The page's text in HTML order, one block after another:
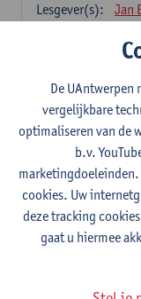
Lesgever(s):
Jan
Domein 3.
Accountancy
6studiepunten
Lesgever(s):
Domein 6.
Beschrijvende
3studiepunten
De UAntwerpen
vergelijkbare
optimaliseren van de
b.v.
cookies. Uw
deze tracking
gaat u hiermee